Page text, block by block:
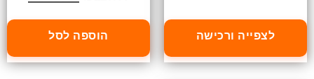
לצפייה ורכישה הוספה לסל